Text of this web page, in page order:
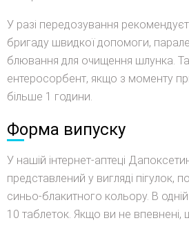
У разі передозування
бригаду швидкої допомоги,
блювання для очищення шлунка.
ентеросорбент, якщо з моменту
більше 1 години.
Форма випуску
У нашій інтернет-аптеці
представлений у вигляді пігулок,
синьо-блакитного кольору. В одній
10 таблеток. Якщо ви не